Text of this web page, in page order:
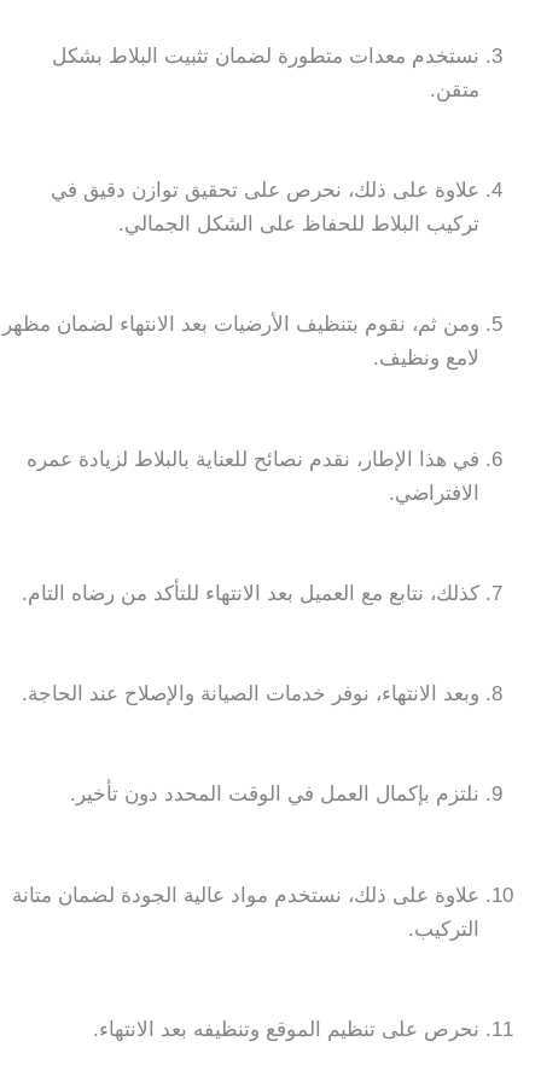
نستخدم معدات متطورة لضمان تثبيت البلاط بشكل
متقن.
علاوة على ذلك، نحرص على تحقيق توازن دقيق في
تركيب البلاط للحفاظ على الشكل الجمالي.
ومن ثم، نقوم بتنظيف الأرضيات بعد الانتهاء لضمان مظهر
لامع ونظيف.
في هذا الإطار، نقدم نصائح للعناية بالبلاط لزيادة عمره
الافتراضي.
كذلك، نتابع مع العميل بعد الانتهاء للتأكد من رضاه التام.
وبعد الانتهاء، نوفر خدمات الصيانة والإصلاح عند الحاجة.
نلتزم بإكمال العمل في الوقت المحدد دون تأخير.
علاوة على ذلك، نستخدم مواد عالية الجودة لضمان متانة
التركيب.
نحرص على تنظيم الموقع وتنظيفه بعد الانتهاء.